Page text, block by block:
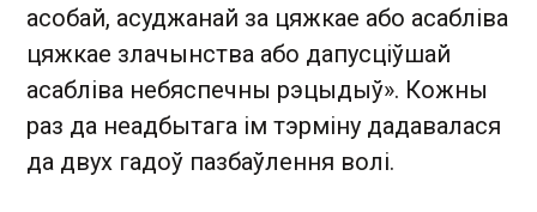
асобай, асуджанай за цяжкае або асабліва
цяжкае злачынства або дапусціўшай
асабліва небяспечны рэцыдыў». Кожны
раз да неадбытага ім тэрміну дадавалася
да двух гадоў пазбаўлення волі.